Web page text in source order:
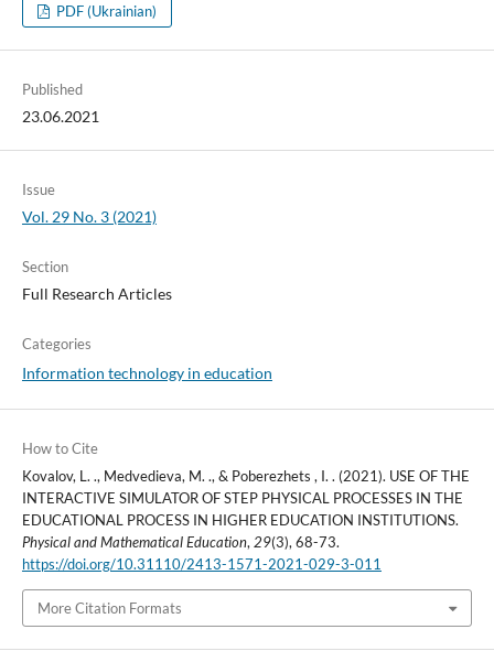
PDF (Ukrainian)
Published
23.06.2021
Issue
Vol. 29 No. 3 (2021)
Section
Full Research Articles
Categories
Information technology in education
How to Cite
Kovalov, L. ., Medvedieva, M. ., & Poberezhets , I. . (2021). USE OF THE
INTERACTIVE SIMULATOR OF STEP PHYSICAL PROCESSES IN THE
EDUCATIONAL PROCESS IN HIGHER EDUCATION INSTITUTIONS.
Physical and Mathematical Education, 29(3), 68-73.
https://doi.org/10.31110/2413-1571-2021-029-3-011
More Citation Formats